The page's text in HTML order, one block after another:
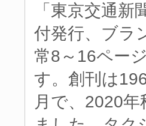
「東京交通新
付発行、ブラ
常8～16ペー
す。創刊は
月で、2020